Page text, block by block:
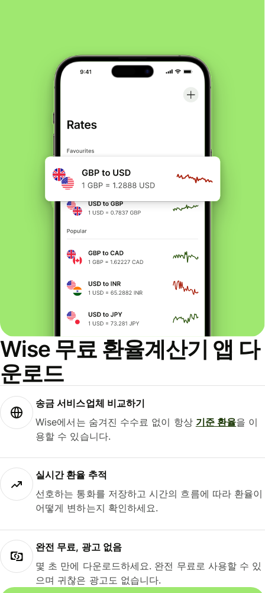
Wise 무료 환율계산기 앱 다
운로드
송금 서비스업체 비교하기
Wise에서는 숨겨진 수수료 없이 항상 기준 환율을 이
용할 수 있습니다.
실시간 환율 추적
선호하는 통화를 저장하고 시간의 흐름에 따라 환율이
어떻게 변하는지 확인하세요.
완전 무료, 광고 없음
몇 초 만에 다운로드하세요. 완전 무료로 사용할 수 있
으며 귀찮은 광고도 없습니다.